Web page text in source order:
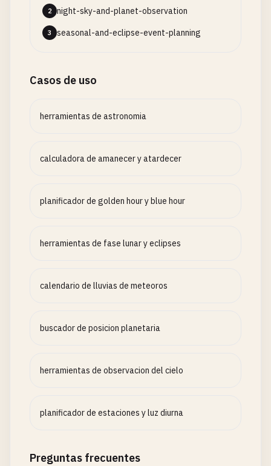
2 night-sky-and-planet-observation
3 seasonal-and-eclipse-event-planning
Casos de uso
herramientas de astronomia
calculadora de amanecer y atardecer
planificador de golden hour y blue hour
herramientas de fase lunar y eclipses
calendario de lluvias de meteoros
buscador de posicion planetaria
herramientas de observacion del cielo
planificador de estaciones y luz diurna
Preguntas frecuentes